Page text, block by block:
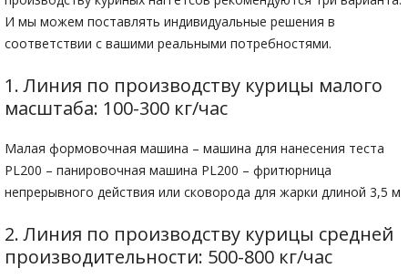
И мы можем поставлять индивидуальные решения в
соответствии с вашими реальными потребностями.
1. Линия по производству курицы малого
масштаба: 100-300 кг/час
Малая формовочная машина – машина для нанесения теста
PL200 – панировочная машина PL200 – фритюрница
непрерывного действия или сковорода для жарки длиной 3,5 м
2. Линия по производству курицы средней
производительности: 500-800 кг/час